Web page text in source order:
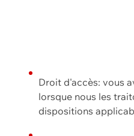
Droit d'accès: vous
lorsque nous les
dispositions